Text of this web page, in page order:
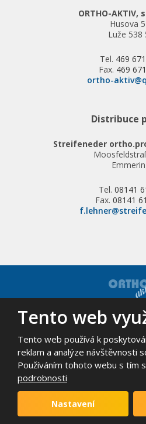
ORTHO-AKTIV,
Husova
Luže 538
Tel. 469
Fax. 469
ortho-
Distribuce
Streifeneder
Tel. 08141
Fax. 08141
© 2026, ORTHO-AKTIV, spol. s
Mapa stránek |
VYROBILA
Tento web je chráněn pomocí
zásady ochrany osobních
Tento web
Tento web používá k
reklam a analýze návštěvnosti
Používáním tohoto webu s tím
podrobnosti
Nastavení